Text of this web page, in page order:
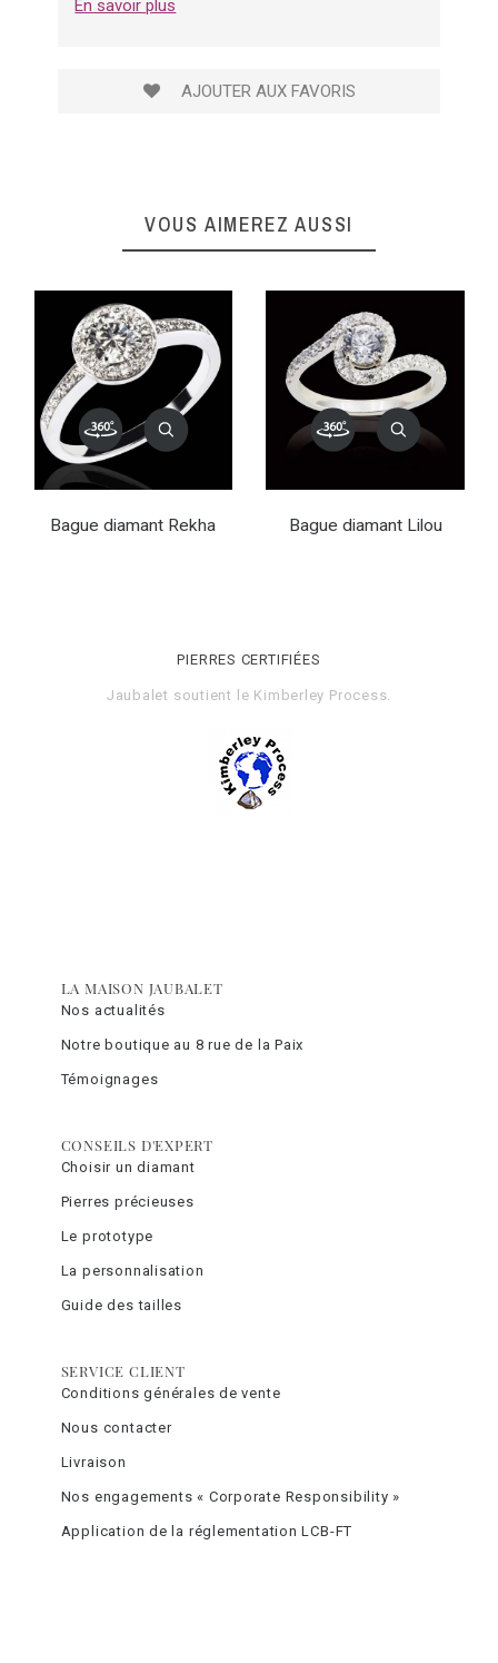
En savoir plus
AJOUTER AUX FAVORIS
VOUS AIMEREZ AUSSI
Bague diamant Rekha Bague diamant Lilou
PIERRES CERTIFIÉES
Jaubalet soutient le Kimberley Process
LA MAISON JAUBALET
Nos actualités
Notre boutique au 8 rue de la Paix
Témoignages
CONSEILS D'EXPERT
Choisir un diamant
Pierres précieuses
Le prototype
La personnalisation
Guide des tailles
SERVICE CLIENT
Conditions générales de vente
Nous contacter
Livraison
Nos engagements « Corporate Responsibility »
Application de la réglementation LCB-FT